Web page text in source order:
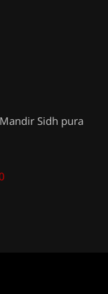
Sidh pura